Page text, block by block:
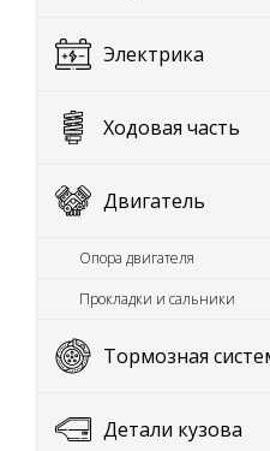
Электрика
Ходовая часть
Двигатель
Опора двигателя
Прокладки и сальники
Тормозная
Детали кузова